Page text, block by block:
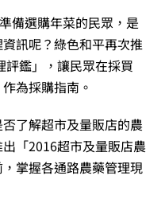
備選購年菜的民眾，是
訊呢？綠色和平再次推
鑑」，讓民眾在採買
為採購指南。